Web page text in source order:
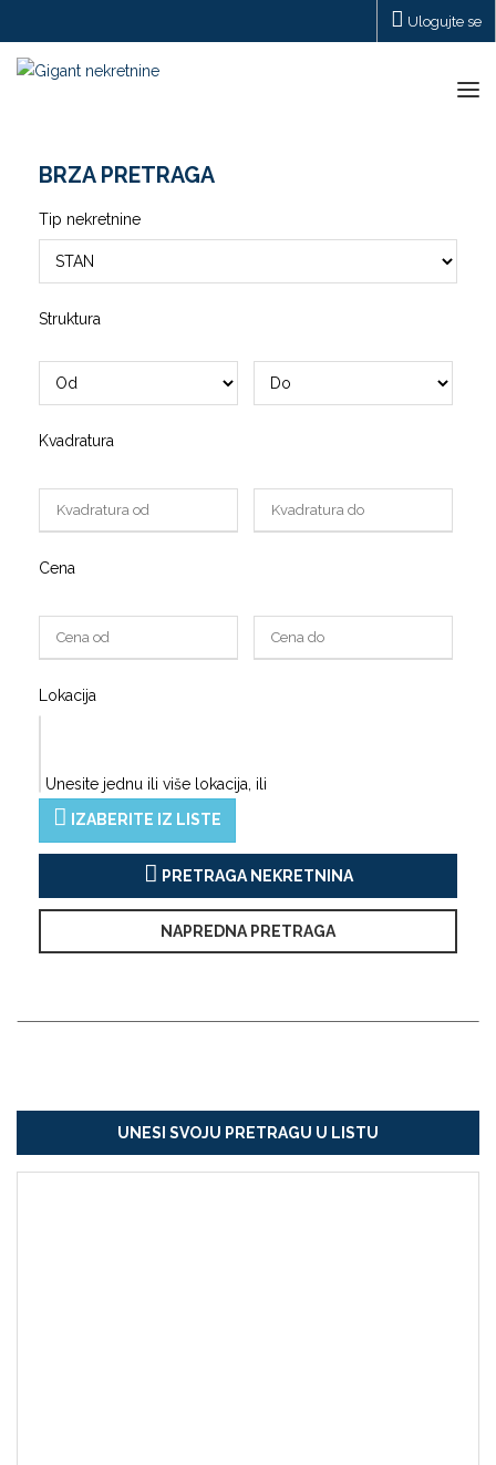
Ulogujte se
BRZA PRETRAGA
Tip nekretnine
Struktura
Kvadratura
Cena
Lokacija
Unesite jednu ili više lokacija, ili
IZABERITE IZ LISTE
PRETRAGA NEKRETNINA
NAPREDNA PRETRAGA
UNESI SVOJU PRETRAGU U LISTU